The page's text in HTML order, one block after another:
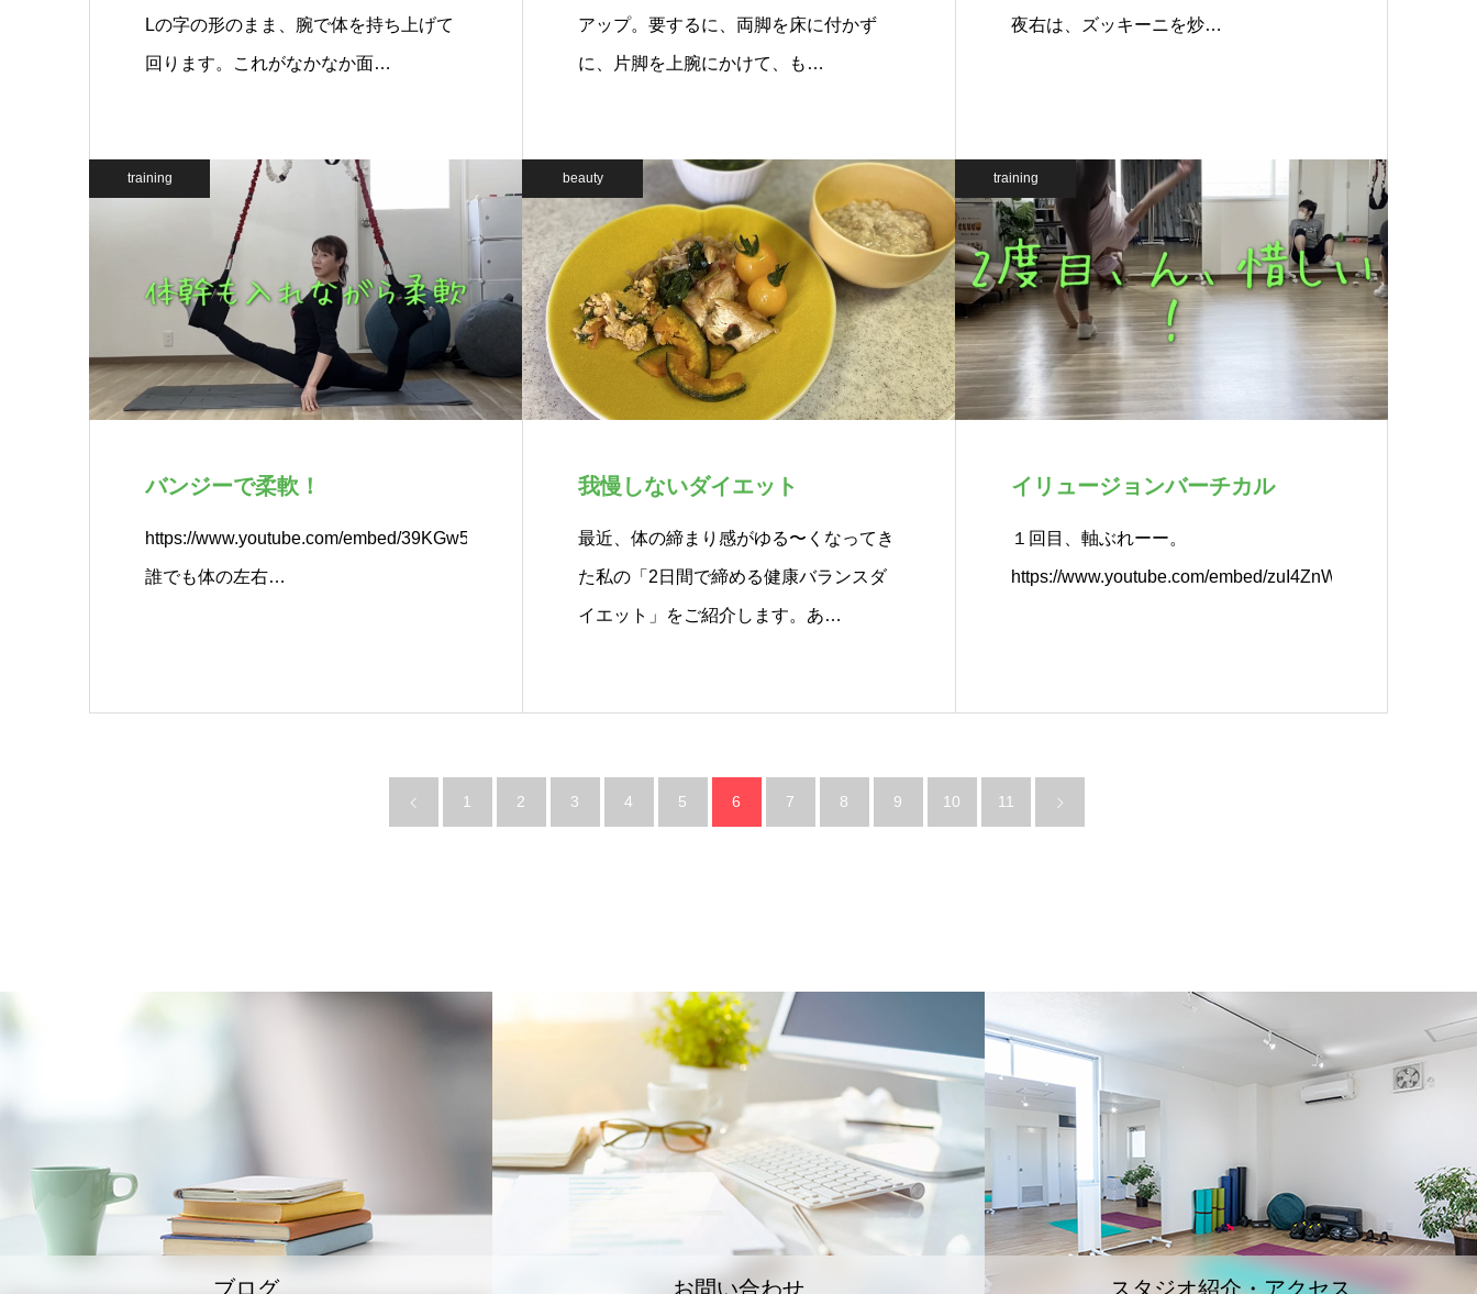
Lの字の形のまま、腕で体を持ち上げて
回ります。これがなかなか面…
アップ。要するに、両脚を床に付かず
に、片脚を上腕にかけて、も…
夜右は、ズッキーニを炒…
training
バンジーで柔軟！
https://www.youtube.com/embed/39KGw5o7FTg
誰でも体の左右…
beauty
我慢しないダイエット
最近、体の締まり感がゆる〜くなってき
た私の「2日間で締める健康バランスダ
イエット」をご紹介します。あ…
training
イリュージョンバーチカル
１回目、軸ぶれーー。
https://www.youtube.com/embed/zuI4ZnWjW…
1 2 3 4 5 6 7 8 9 10 11
ブログ お問い合わせ スタジオ紹介・アクセス